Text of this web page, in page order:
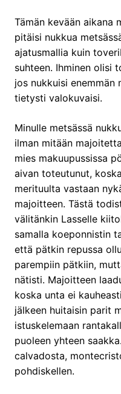
Tämän kevään aikana
pitäisi nukkua
ajatusmallia kuin
suhteen. Ihminen olisi
jos nukkuisi enemmän
tietysti valokuvaisi.
Minulle metsässä
ilman mitään
mies makuupussissa
aivan toteutunut,
merituulta vastaan
majoitteen. Tästä
välitänkin Lasselle
samalla koeponnistin
että pätkin repussa
parempiin pätkiin,
nätisti. Majoitteen
koska unta ei
jälkeen huitaisin parit
istuskelemaan
puoleen yhteen
calvadosta,
pohdiskellen.